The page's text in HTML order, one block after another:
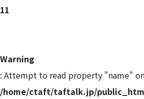
11
Warning
: Attempt to read property "name"
/home/ctaft/taftalk.jp/